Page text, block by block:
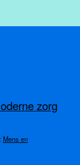
zorg
Mens en